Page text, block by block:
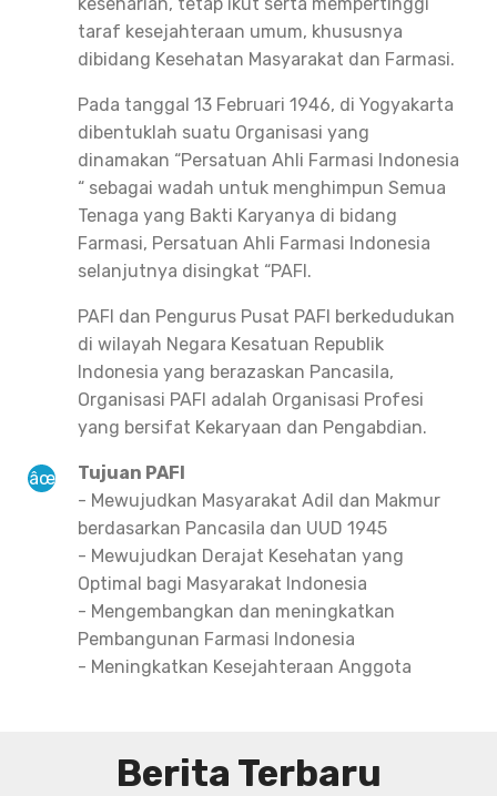
taraf kesejahteraan umum, khususnya
dibidang Kesehatan Masyarakat dan Farmasi.
Pada tanggal 13 Februari 1946, di Yogyakarta
dibentuklah suatu Organisasi yang
dinamakan “Persatuan Ahli Farmasi Indonesia
“ sebagai wadah untuk menghimpun Semua
Tenaga yang Bakti Karyanya di bidang
Farmasi, Persatuan Ahli Farmasi Indonesia
selanjutnya disingkat “PAFI.
PAFI dan Pengurus Pusat PAFI berkedudukan
di wilayah Negara Kesatuan Republik
Indonesia yang berazaskan Pancasila,
Organisasi PAFI adalah Organisasi Profesi
yang bersifat Kekaryaan dan Pengabdian.
Tujuan PAFI
- Mewujudkan Masyarakat Adil dan Makmur
berdasarkan Pancasila dan UUD 1945
- Mewujudkan Derajat Kesehatan yang
Optimal bagi Masyarakat Indonesia
- Mengembangkan dan meningkatkan
Pembangunan Farmasi Indonesia
- Meningkatkan Kesejahteraan Anggota
Berita Terbaru